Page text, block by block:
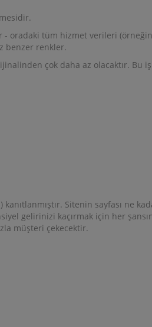
- oradaki tüm hizmet verileri
benzer renkler.
çok daha az olacaktır. Bu
Sitenin sayfası ne
gelirinizi kaçırmak için her
müşteri çekecektir.